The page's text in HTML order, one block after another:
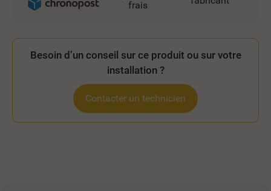
frais
Besoin d’un conseil sur ce produit ou sur votre
installation ?
Contacter un technicien